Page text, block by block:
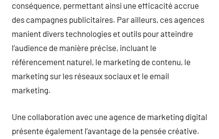
conséquence, permettant ainsi une efficacité accrue
des campagnes publicitaires. Par ailleurs, ces agences
manient divers technologies et outils pour atteindre
l’audience de manière précise, incluant le
référencement naturel, le marketing de contenu, le
marketing sur les réseaux sociaux et le email
marketing.
Une collaboration avec une agence de marketing digital
présente également l’avantage de la pensée créative.